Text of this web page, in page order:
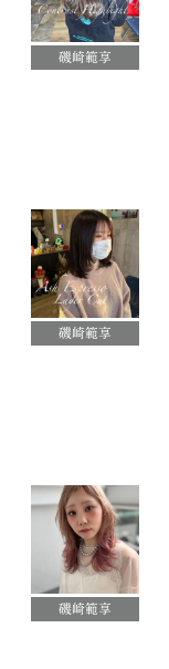
磯崎範享
磯崎範享
磯崎範享